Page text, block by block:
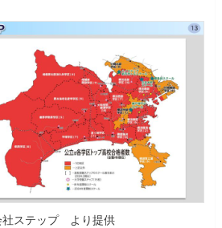
社ステップ より提供